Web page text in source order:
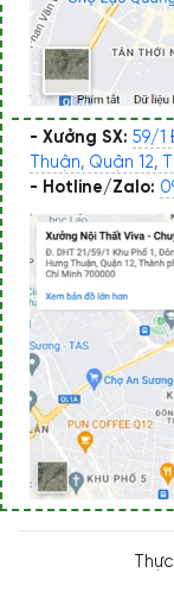
- Xưởng SX: 59/1
Thuận, Quận 12,
- Hotline/Zalo: